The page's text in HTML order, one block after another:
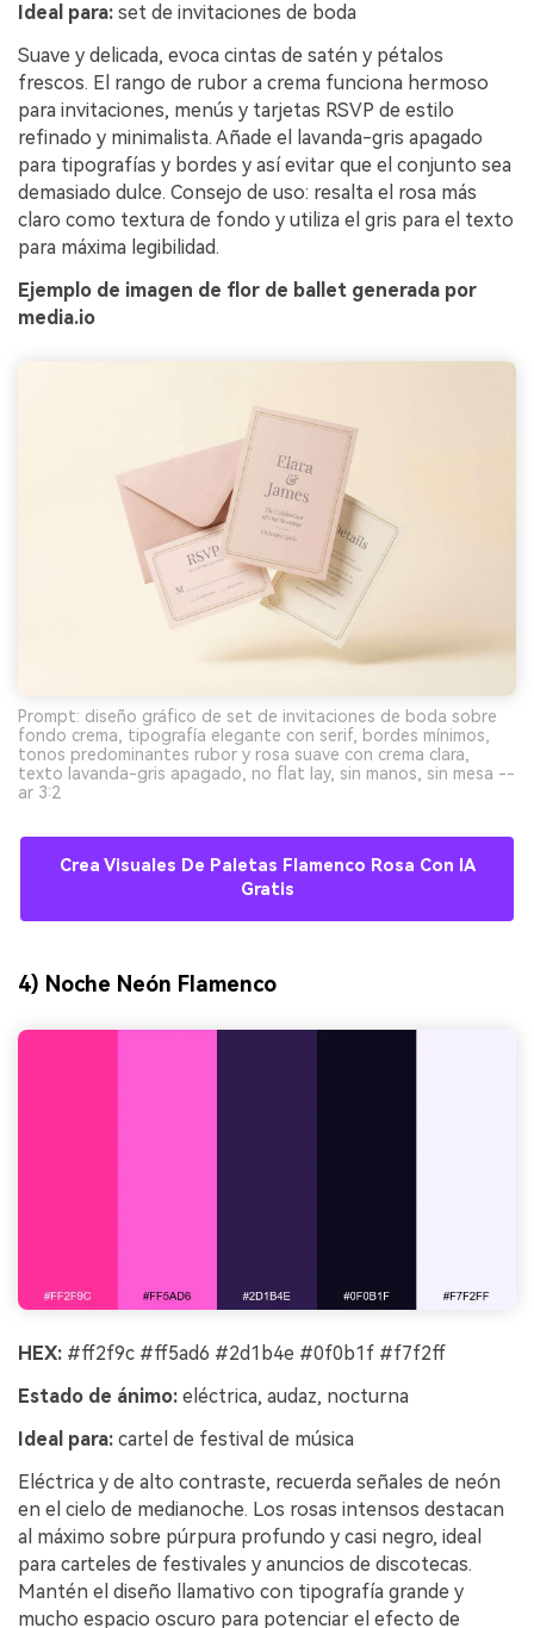
Ideal para: set de invitaciones de boda
Suave y delicada, evoca cintas de satén y pétalos
frescos. El rango de rubor a crema funciona hermoso
para invitaciones, menús y tarjetas RSVP de estilo
refinado y minimalista. Añade el lavanda-gris apagado
para tipografías y bordes y así evitar que el conjunto sea
demasiado dulce. Consejo de uso: resalta el rosa más
claro como textura de fondo y utiliza el gris para el texto
para máxima legibilidad.
Ejemplo de imagen de flor de ballet generada por
media.io
Prompt: diseño gráfico de set de invitaciones de boda sobre
fondo crema, tipografía elegante con serif, bordes mínimos,
tonos predominantes rubor y rosa suave con crema clara,
texto lavanda-gris apagado, no flat lay, sin manos, sin mesa --
ar 3:2
Crea Visuales De Paletas Flamenco Rosa Con IA
Gratis
4) Noche Neón Flamenco
HEX: #ff2f9c #ff5ad6 #2d1b4e #0f0b1f #f7f2ff
Estado de ánimo: eléctrica, audaz, nocturna
Ideal para: cartel de festival de música
Eléctrica y de alto contraste, recuerda señales de neón
en el cielo de medianoche. Los rosas intensos destacan
al máximo sobre púrpura profundo y casi negro, ideal
para carteles de festivales y anuncios de discotecas.
Mantén el diseño llamativo con tipografía grande y
mucho espacio oscuro para potenciar el efecto de